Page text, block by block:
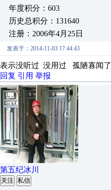
年度积分：603
历史总积分：131640
注册：2006年4月25日
发表于：2014-11-03 17:44:43
表示没听过 没用过 孤陋寡闻了
回复 引用 举报
第五纪冰川
关注 私信